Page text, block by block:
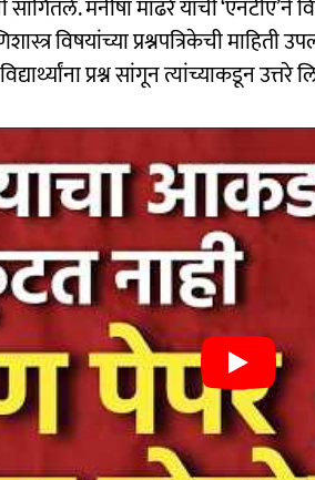
मनीषा मांढरे यांची ‘एनटीए’ने
विषयांच्या प्रश्नपत्रिकेची
प्रश्न सांगून त्यांच्याकडून